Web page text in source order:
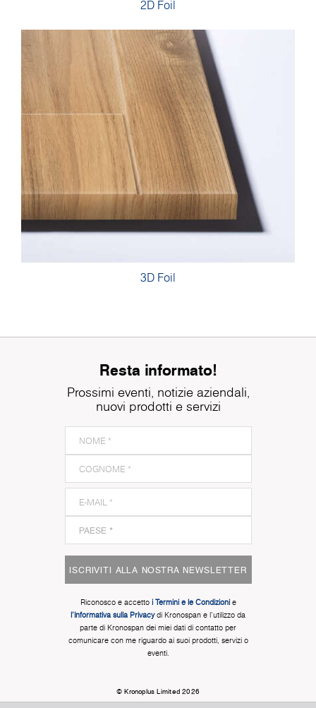
2D Foil
3D Foil
Resta informato!
Prossimi eventi, notizie aziendali,
nuovi prodotti e servizi
ISCRIVITI ALLA NOSTRA NEWSLETTER
Riconosco e accetto i Termini e le Condizionie
l'Informativa sulla Privacydi Kronospan e l'utilizzo da
parte di Kronospan dei miei dati di contatto per
comunicare con me riguardo ai suoi prodotti, servizi o
eventi.
© Kronoplus Limited 2026